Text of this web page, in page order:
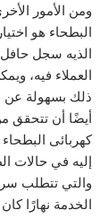
ومن الأمور
البطحاء هو
الذيه سجل
العملاء فيه،
ذلك بسهولة عن
أيضًا أن تتحقق
كهربائى
إليه في حالات
والتي تتطلب
الخدمة نهارًا كان